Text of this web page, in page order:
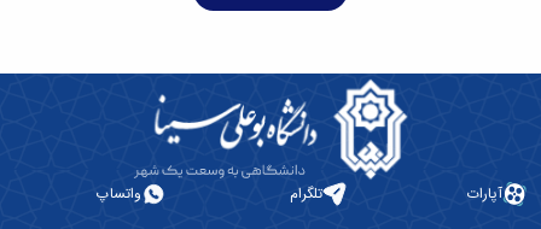
دانشگاه
فصلنامهآپارات تلگرام واتساپ